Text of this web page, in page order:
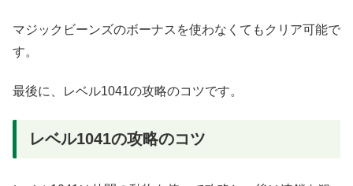
マジックビーンズのボーナスを使わなくてもクリア可能で
す。
最後に、レベル1041の攻略のコツです。
レベル1041の攻略のコツ